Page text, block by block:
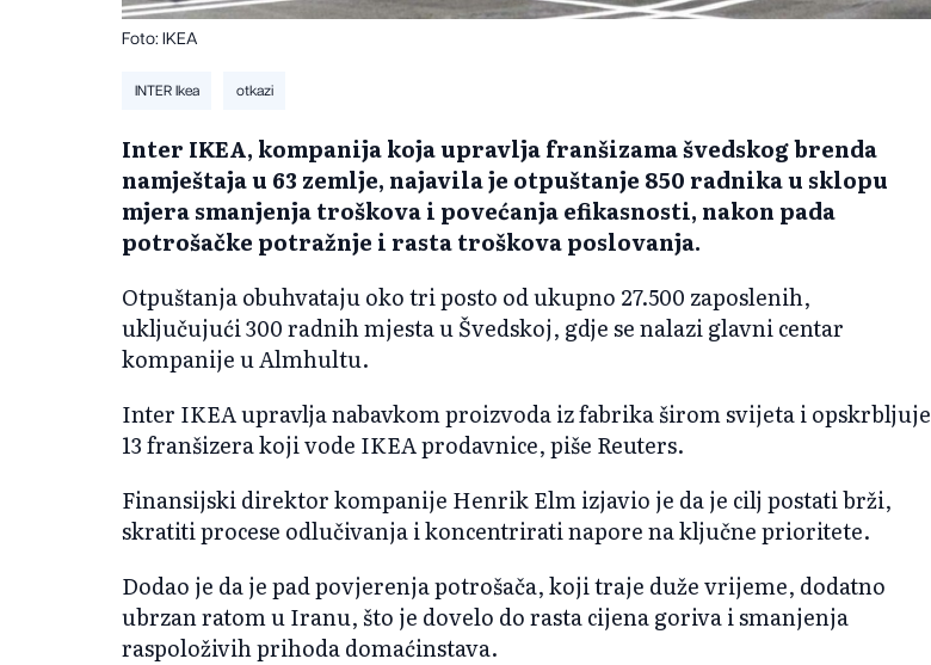
Foto: IKEA
INTER Ikea otkazi
Inter IKEA, kompanija koja upravlja franšizama švedskog brenda
namještaja u 63 zemlje, najavila je otpuštanje 850 radnika u sklopu
mjera smanjenja troškova i povećanja efikasnosti, nakon pada
potrošačke potražnje i rasta troškova poslovanja.
Otpuštanja obuhvataju oko tri posto od ukupno 27.500 zaposlenih,
uključujući 300 radnih mjesta u Švedskoj, gdje se nalazi glavni centar
kompanije u Almhultu.
Inter IKEA upravlja nabavkom proizvoda iz fabrika širom svijeta i opskrbljuje
13 franšizera koji vode IKEA prodavnice, piše Reuters.
Finansijski direktor kompanije Henrik Elm izjavio je da je cilj postati brži,
skratiti procese odlučivanja i koncentrirati napore na ključne prioritete.
Dodao je da je pad povjerenja potrošača, koji traje duže vrijeme, dodatno
ubrzan ratom u Iranu, što je dovelo do rasta cijena goriva i smanjenja
raspoloživih prihoda domaćinstava.